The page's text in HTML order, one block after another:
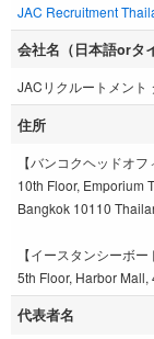
JAC Recruitment
会社名（日本語orタ
JACリクルートメント
住所
【バンコクヘッドオフ
10th Floor, Emporium
Bangkok 10110
【イースタンシーボー
5th Floor, Harbor
代表者名